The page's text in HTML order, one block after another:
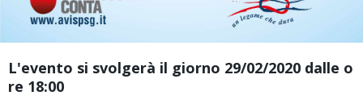
L'evento si svolgerà il giorno 29/02/2020 dalle o
re 18:00